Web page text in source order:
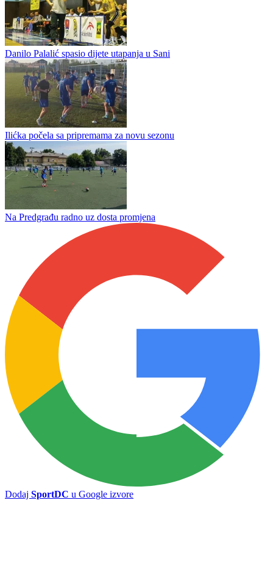
Danilo Palalić spasio dijete utapanja u Sani
Ilićka počela sa pripremama za novu sezonu
Na Predgrađu radno uz dosta promjena
Dodaj SportDC u Google izvore